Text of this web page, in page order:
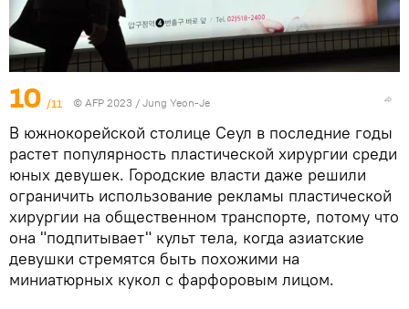
10 /11 © AFP 2023 / Jung Yeon-Je
В южнокорейской столице Сеул в последние годы
растет популярность пластической хирургии среди
юных девушек. Городские власти даже решили
ограничить использование рекламы пластической
хирургии на общественном транспорте, потому что
она "подпитывает" культ тела, когда азиатские
девушки стремятся быть похожими на
миниатюрных кукол с фарфоровым лицом.